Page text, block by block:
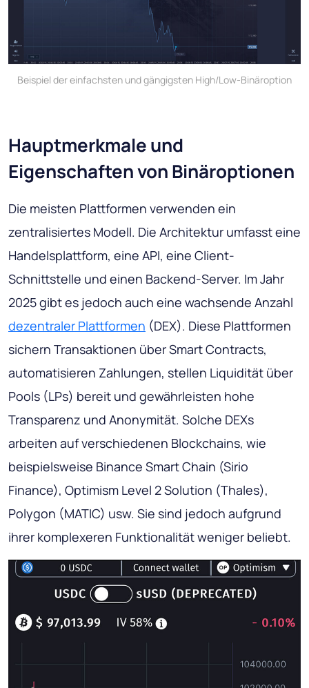
Beispiel der einfachsten und gängigsten High/Low-Binäroption
Hauptmerkmale und
Eigenschaften von Binäroptionen
Die meisten Plattformen verwenden ein
zentralisiertes Modell. Die Architektur umfasst eine
Handelsplattform, eine API, eine Client-
Schnittstelle und einen Backend-Server. Im Jahr
2025 gibt es jedoch auch eine wachsende Anzahl
dezentraler Plattformen (DEX). Diese Plattformen
sichern Transaktionen über Smart Contracts,
automatisieren Zahlungen, stellen Liquidität über
Pools (LPs) bereit und gewährleisten hohe
Transparenz und Anonymität. Solche DEXs
arbeiten auf verschiedenen Blockchains, wie
beispielsweise Binance Smart Chain (Sirio
Finance), Optimism Level 2 Solution (Thales),
Polygon (MATIC) usw. Sie sind jedoch aufgrund
ihrer komplexeren Funktionalität weniger beliebt.